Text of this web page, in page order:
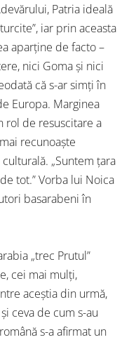
Patria ideală
iar prin aceasta
aparține de facto –
nici Goma și nici
că s-ar simți în
Europa. Marginea
rol de resuscitare a
recunoaște
„Suntem ţara
tot.” Vorba lui Noica
basarabeni în
„trec Prutul”
cei mai mulți,
aceștia din urmă,
ceva de cum s-au
s-a afirmat un